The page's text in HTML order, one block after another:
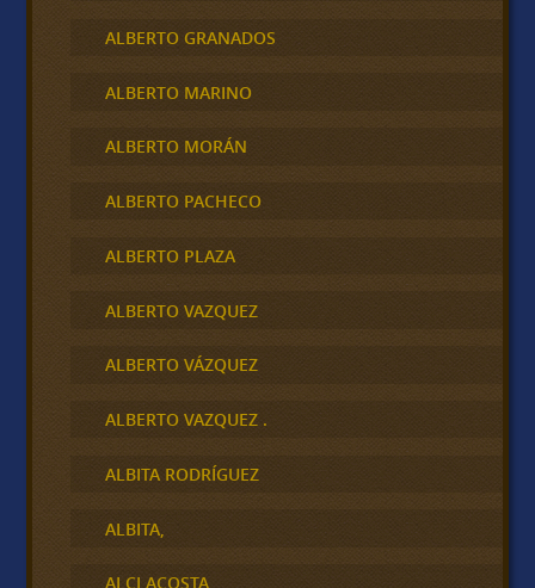
ALBERTO GRANADOS
ALBERTO MARINO
ALBERTO MORÁN
ALBERTO PACHECO
ALBERTO PLAZA
ALBERTO VAZQUEZ
ALBERTO VÁZQUEZ
ALBERTO VAZQUEZ .
ALBITA RODRÍGUEZ
ALBITA,
ALCI ACOSTA